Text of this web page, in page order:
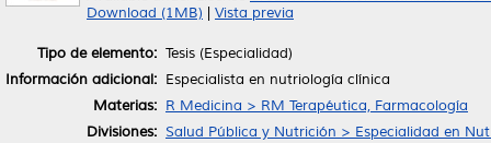
Download (1MB)
Vista previa
Tipo de elemento: Tesis (Especialidad)
Información adicional: Especialista en nutriología clínica
Materias: R Medicina > RM Terapéutica, Farmacología
Divisiones: Salud Pública y Nutrición > Especialidad en